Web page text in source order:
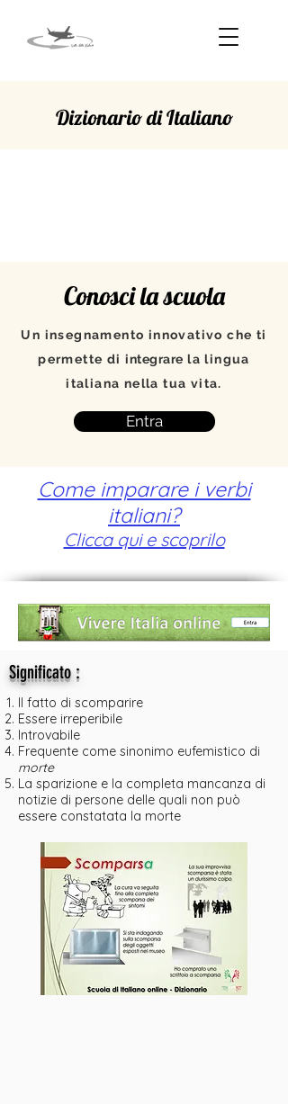
Dizionario di Italiano
Conosci la scuola
Un insegnamento innovativo che ti
permette diintegrare la lingua
italiana nella tua vita.
Entra
Come imparare i verbi
italiani?
Clicca qui e scoprilo
Significato:
Il fatto di scomparire
Essere irreperibile
Introvabile
Frequente come sinonimo eufemistico di
morte
La sparizione e la completa mancanza di
notizie di persone delle quali non può
essere constatata la morte